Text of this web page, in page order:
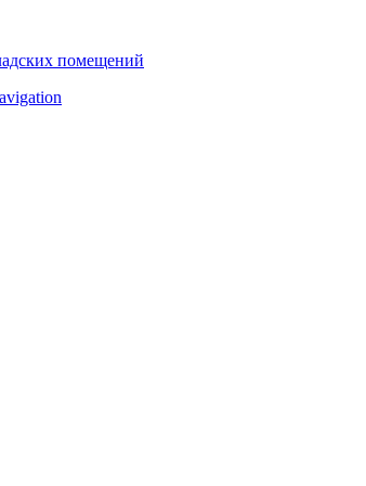
помещений